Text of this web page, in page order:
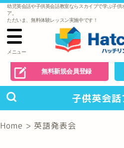
幼児英会話や子供英会話教室ならスカイプで学ぶ子
ア。
ただいま、無料体験レッスン実施中です！
メニュー
無料新規会員登録
子供英会
Home > 英語発表会